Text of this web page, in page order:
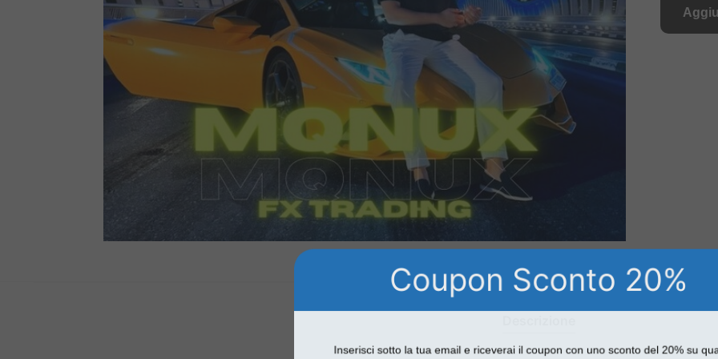
Coupon Sconto 20%
Inserisci sotto la tua email e riceverai il coupon con uno sconto del 20% su